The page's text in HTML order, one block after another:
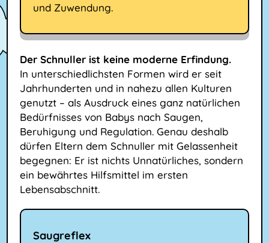
und Zuwendung.
Der Schnuller ist keine moderne Erfindung.
In unterschiedlichsten Formen wird er seit
Jahrhunderten und in nahezu allen Kulturen
genutzt – als Ausdruck eines ganz natürlichen
Bedürfnisses von Babys nach Saugen,
Beruhigung und Regulation. Genau deshalb
dürfen Eltern dem Schnuller mit Gelassenheit
begegnen: Er ist nichts Unnatürliches, sondern
ein bewährtes Hilfsmittel im ersten
Lebensabschnitt.
Saugreflex